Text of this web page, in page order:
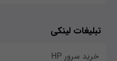
تبلیغات لینکی
خرید سرور HP